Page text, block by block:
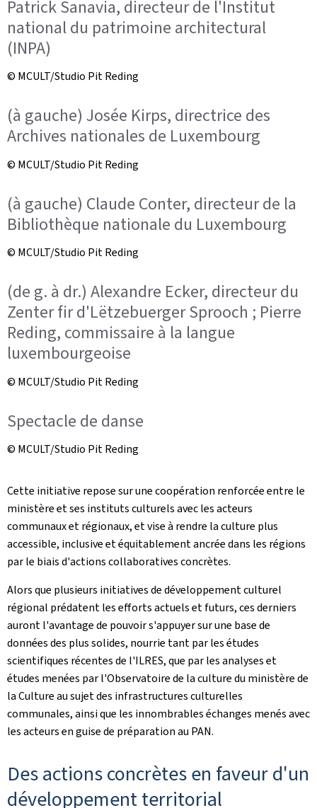
Patrick Sanavia, directeur de l'Institut
national du patrimoine architectural
(INPA)
© MCULT/Studio Pit Reding
(à gauche) Josée Kirps, directrice des
Archives nationales de Luxembourg
© MCULT/Studio Pit Reding
(à gauche) Claude Conter, directeur de la
Bibliothèque nationale du Luxembourg
© MCULT/Studio Pit Reding
(de g. à dr.) Alexandre Ecker, directeur du
Zenter fir d'Lëtzebuerger Sprooch ; Pierre
Reding, commissaire à la langue
luxembourgeoise
© MCULT/Studio Pit Reding
Spectacle de danse
© MCULT/Studio Pit Reding
Cette initiative repose sur une coopération renforcée entre le
ministère et ses instituts culturels avec les acteurs
communaux et régionaux, et vise à rendre la culture plus
accessible, inclusive et équitablement ancrée dans les régions
par le biais d'actions collaboratives concrètes.
Alors que plusieurs initiatives de développement culturel
régional prédatent les efforts actuels et futurs, ces derniers
auront l'avantage de pouvoir s'appuyer sur une base de
données des plus solides, nourrie tant par les études
scientifiques récentes de l'ILRES, que par les analyses et
études menées par l'Observatoire de la culture du ministère de
la Culture au sujet des infrastructures culturelles
communales, ainsi que les innombrables échanges menés avec
les acteurs en guise de préparation au PAN.
Des actions concrètes en faveur d'un
développement territorial